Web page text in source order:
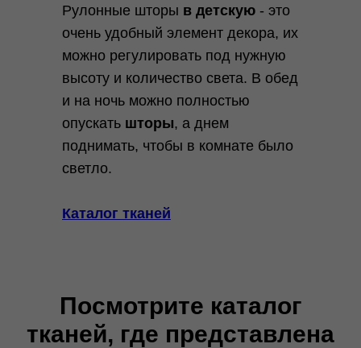
Рулонные шторы в детскую - это
очень удобный элемент декора, их
можно регулировать под нужную
высоту и количество света. В обед
и на ночь можно полностью
опускать шторы, а днем
поднимать, чтобы в комнате было
светло.
Каталог тканей
Посмотрите каталог
тканей, где представлена